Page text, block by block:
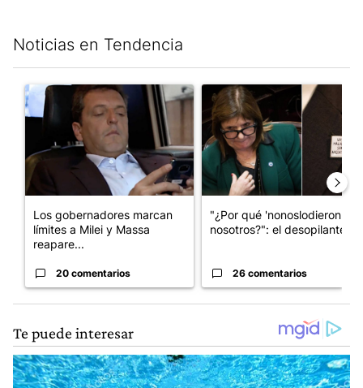
Noticias en Tendencia
Un artículo de tendencia con el título "Los gobernadores
Los gobernadores marcan
límites a Milei y Massa
reapare...
20 comentarios
Un artículo de tendencia con
"¿Por qué 'nonoslodieron' a
nosotros?": el desopilante ...
26 comentarios